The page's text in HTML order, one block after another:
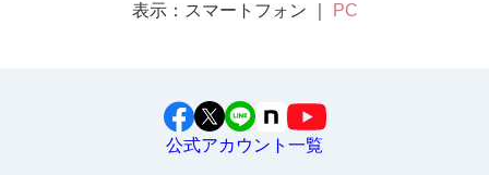
表示：スマートフォン ｜ PC
公式アカウント一覧